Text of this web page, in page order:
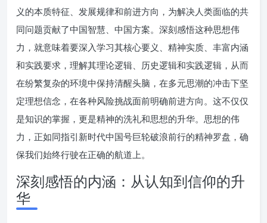
义的本质特征、发展规律和前进方向，为解决人类面临的共
同问题贡献了中国智慧、中国方案。深刻感悟这种思想伟
力，就意味着要深入学习其核心要义、精神实质、丰富内涵
和实践要求，理解其理论逻辑、历史逻辑和实践逻辑，从而
在纷繁复杂的环境中保持清醒头脑，在多元思潮的冲击下坚
定理想信念，在各种风险挑战面前明确前进方向。这不仅仅
是知识的掌握，更是精神的洗礼和思想的升华。思想的伟
力，正如同指引新时代中国号巨轮破浪前行的精神罗盘，确
保我们始终行驶在正确的航道上。
深刻感悟的内涵：从认知到信仰的升
华